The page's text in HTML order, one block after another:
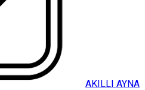
AKILLI AYNA